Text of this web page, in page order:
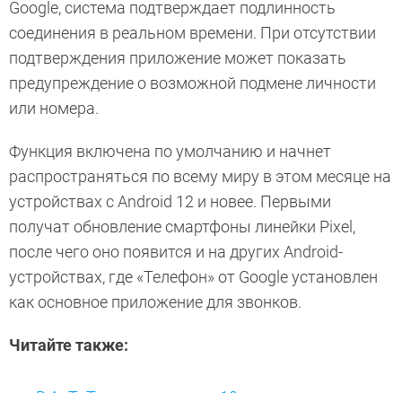
Google, система подтверждает подлинность
соединения в реальном времени. При отсутствии
подтверждения приложение может показать
предупреждение о возможной подмене личности
или номера.
Функция включена по умолчанию и начнет
распространяться по всему миру в этом месяце на
устройствах с Android 12 и новее. Первыми
получат обновление смартфоны линейки Pixel,
после чего оно появится и на других Android-
устройствах, где «Телефон» от Google установлен
как основное приложение для звонков.
Читайте также: